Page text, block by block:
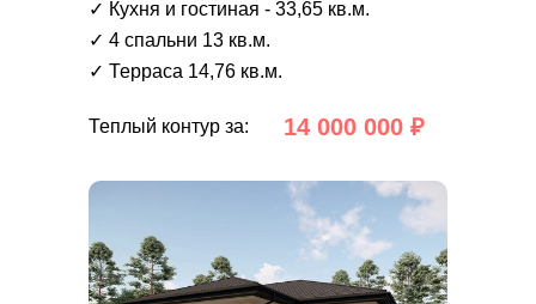
Теплый контур за:
✓ Терраса 14,76 кв.м.
✓ 4 спальни 13 кв.м.
✓ Кухня и гостиная - 33,65 кв.м.
14 000 000 ₽